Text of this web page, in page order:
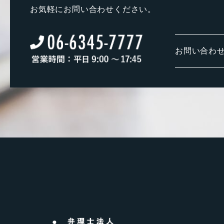
お気軽にお問い合わせください。
お問い合わ